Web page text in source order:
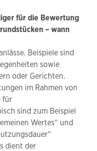
für die Bewertung
– wann
Beispiele sind
sowie
oder Gerichten.
im Rahmen von
für
sind zum Beispiel
Wertes“ und
dient der